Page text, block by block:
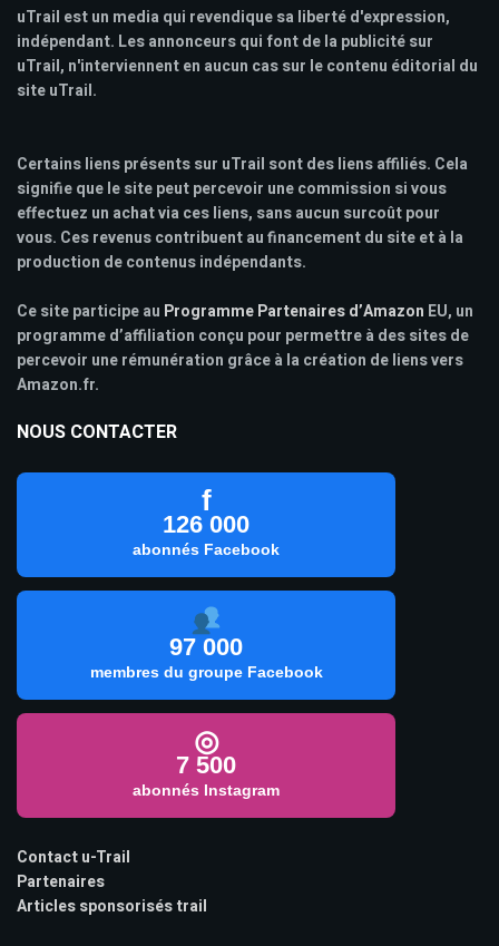
uTrail est un media qui revendique sa liberté d'expression,
indépendant. Les annonceurs qui font de la publicité sur
uTrail, n'interviennent en aucun cas sur le contenu éditorial du
site uTrail.
Certains liens présents sur uTrail sont des liens affiliés. Cela
signifie que le site peut percevoir une commission si vous
effectuez un achat via ces liens, sans aucun surcoût pour
vous. Ces revenus contribuent au financement du site et à la
production de contenus indépendants.
Ce site participe au Programme Partenaires d’Amazon EU, un
programme d’affiliation conçu pour permettre à des sites de
percevoir une rémunération grâce à la création de liens vers
Amazon.fr.
NOUS CONTACTER
f
126 000
abonnés Facebook
97 000
membres du groupe Facebook
◎
7 500
abonnés Instagram
Contact u-Trail
Partenaires
Articles sponsorisés trail